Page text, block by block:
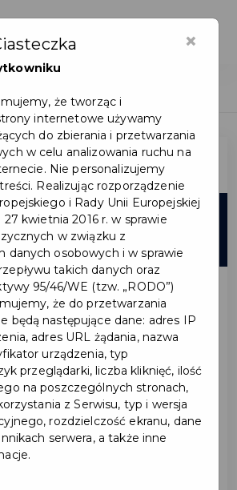
10
×
że tworząc i
internetowe używamy
do zbierania i przetwarzania
w celu analizowania ruchu na
Nie personalizujemy
Realizując rozporządzenie
i Rady Unii Europejskiej
27 kwietnia 2016 r. w sprawie
w związku z
danych osobowych i w sprawie
takich danych oraz
95/46/WE (tzw. „RODO”)
że do przetwarzania
będą następujące dane: adres IP
adres URL żądania, nazwa
urządzenia, typ
przeglądarki, liczba kliknięć, ilość
na poszczególnych stronach,
z Serwisu, typ i wersja
rozdzielczość ekranu, dane
serwera, a także inne